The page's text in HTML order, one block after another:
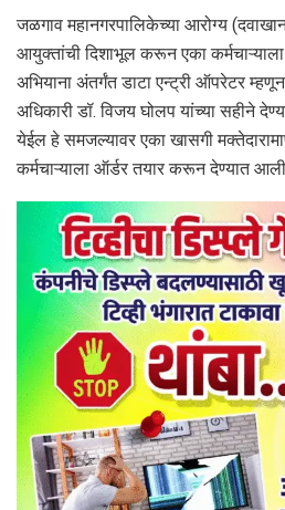
जळगाव महानगरपालिकेच्या आरोग्य
आयुक्तांची दिशाभूल करून एका कर्मचाऱ्याला
अभियाना अंतर्गंत डाटा एन्ट्री ऑपरेटर
अधिकारी डॉ. विजय घोलप यांच्या सहीने
येईल हे समजल्यावर एका खासगी
कर्मचाऱ्याला ऑर्डर तयार करून देण्यात